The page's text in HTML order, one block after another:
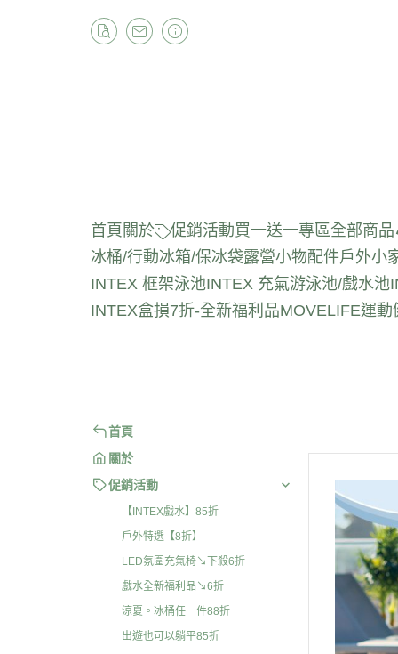
首頁 關於 促銷活動買一送一專區全部商品
冰桶/行動冰箱/保冰袋露營小物配件戶外小
INTEX 框架泳池INTEX 充氣游泳池/戲水池
INTEX盒損7折-全新福利品MOVELIFE運動
首頁
關於
促銷活動
【INTEX戲水】85折
戶外特選【8折】
LED氛圍充氣椅↘下殺6折
戲水全新福利品↘6折
涼夏。冰桶任一件88折
出遊也可以躺平85折